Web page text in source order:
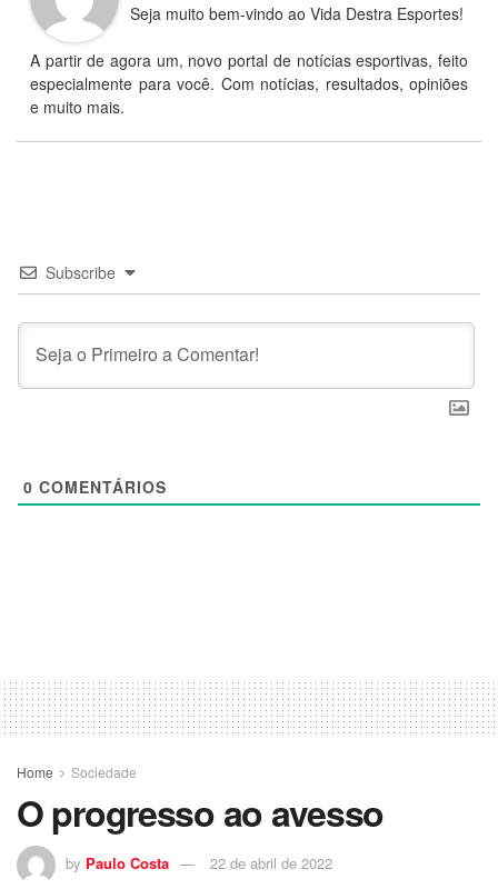
Seja muito bem-vindo ao Vida Destra Esportes!
A partir de agora um, novo portal de notícias esportivas, feito
especialmente para você. Com notícias, resultados, opiniões
e muito mais.
Subscribe
0 COMENTÁRIOS
Home Sociedade
O progresso ao avesso
by Paulo Costa 22 de abril de 2022